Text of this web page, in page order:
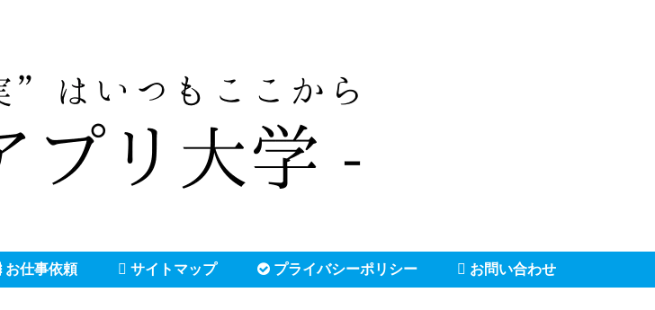
お仕事依頼 サイトマップ プライバシーポリシー お問い合わせ